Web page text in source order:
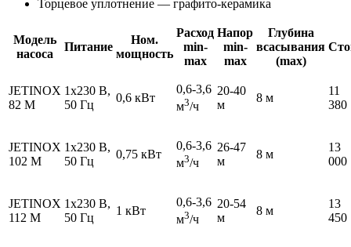
Торцевое уплотнение — графито-керамика
Модель
насоса
Питание
Ном.
мощность
Расход
min-
max
Напор
min-
max
Глубина
всасывания
(max)
JETINOX
82 M
1x230 В,
50 Гц
0,6 кВт
0,6-3,6
м3/ч
20-40
м
8 м
11
380
JETINOX
102 M
1x230 В,
50 Гц
0,75 кВт
0,6-3,6
м3/ч
26-47
м
8 м
13
000
JETINOX
112 M
1x230 В,
50 Гц
1 кВт
0,6-3,6
м3/ч
20-54
м
8 м
13
450